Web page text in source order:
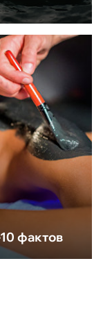
фактов